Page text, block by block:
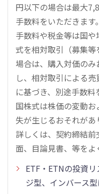
円以下の場合は最大
手数料をいただきま
手数料や税金等は国
式を相対取引（募集等
場合は、購入対価の
し、相対取引による
に基づき、別途手数
国株式は株価の変動
失が生じるおそれがあ
詳しくは、契約締結
面、目論見書、等をよ
ETF・ETNの投資
ジ型、インバース